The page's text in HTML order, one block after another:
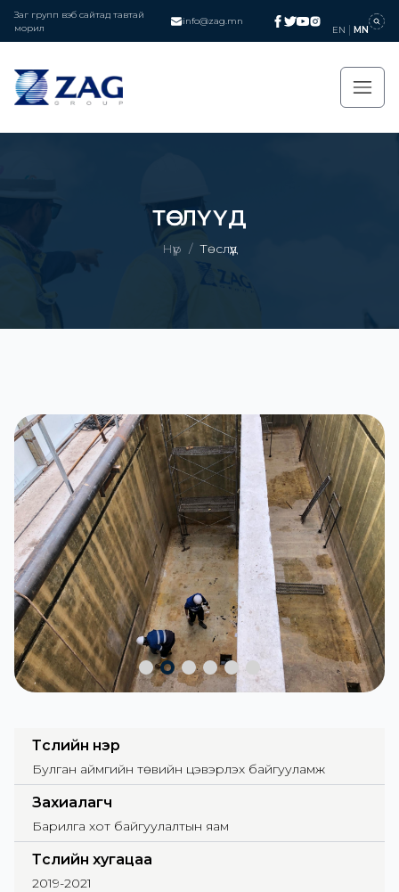
Заг групп вэб сайтад тавтай
морил
info@zag.mn
EN MN
ТӨСЛҮҮД
Нүүр / Төслүүд
Төслийн нэр
Булган аймгийн төвийн цэвэрлэх байгууламж
Захиалагч
Барилга хот байгуулалтын яам
Төслийн хугацаа
2019-2021